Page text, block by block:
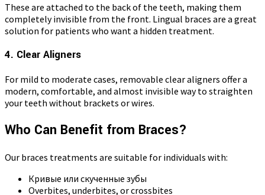
These are attached to the back of the teeth, making them
completely invisible from the front. Lingual braces are a great
solution for patients who want a hidden treatment.
4. Clear Aligners
For mild to moderate cases, removable clear aligners offer a
modern, comfortable, and almost invisible way to straighten
your teeth without brackets or wires.
Who Can Benefit from Braces?
Our braces treatments are suitable for individuals with:
Кривые или скученные зубы
Overbites, underbites, or crossbites